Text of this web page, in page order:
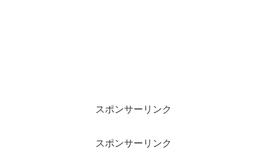
スポンサーリンク
スポンサーリンク